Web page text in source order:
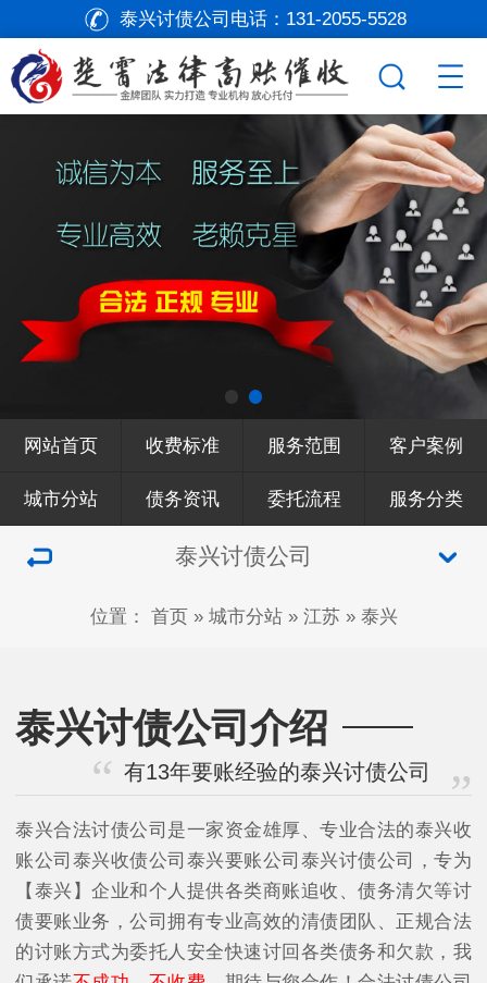
泰兴讨债公司电话： 131-2055-5528
网站首页 收费标准 服务范围 客户案例
城市分站 债务资讯 委托流程 服务分类
泰兴讨债公司
位置： 首页» 城市分站» 江苏» 泰兴
泰兴讨债公司介绍
有13年要账经验的泰兴讨债公司
泰兴合法讨债公司是一家资金雄厚、专业合法的泰兴收
账公司泰兴收债公司泰兴要账公司泰兴讨债公司，专为
【泰兴】企业和个人提供各类商账追收、债务清欠等讨
债要账业务，公司拥有专业高效的清债团队、正规合法
的讨账方式为委托人安全快速讨回各类债务和欠款，我